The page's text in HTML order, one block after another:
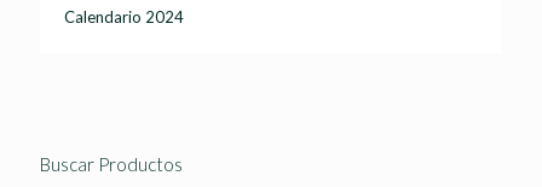
Calendario 2024
Buscar Productos